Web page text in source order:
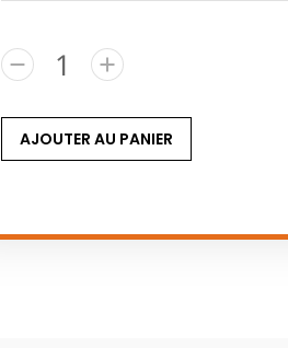
AJOUTER AU PANIER